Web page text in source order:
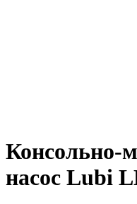
Консольно-
насос Lubi